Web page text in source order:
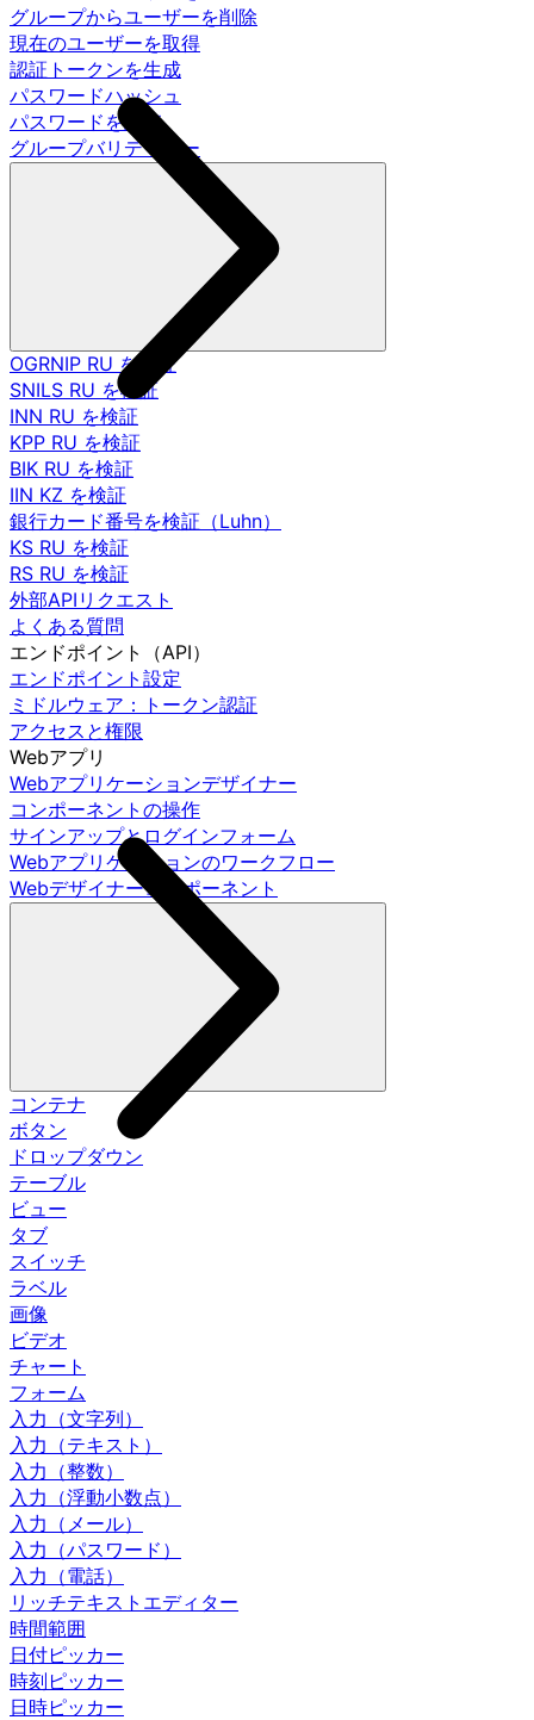
グループからユーザーを削除
現在のユーザーを取得
認証トークンを生成
パスワードハッシュ
パスワードを調査
グループバリデーター
OGRNIP RU を検証
SNILS RU を検証
INN RU を検証
KPP RU を検証
BIK RU を検証
IIN KZ を検証
銀行カード番号を検証（Luhn）
KS RU を検証
RS RU を検証
外部APIリクエスト
よくある質問
エンドポイント（API）
エンドポイント設定
ミドルウェア：トークン認証
アクセスと権限
Webアプリ
Webアプリケーションデザイナー
コンポーネントの操作
サインアップとログインフォーム
Webアプリケーションのワークフロー
Webデザイナーコンポーネント
コンテナ
ボタン
ドロップダウン
テーブル
ビュー
タブ
スイッチ
ラベル
画像
ビデオ
チャート
フォーム
入力（文字列）
入力（テキスト）
入力（整数）
入力（浮動小数点）
入力（メール）
入力（パスワード）
入力（電話）
リッチテキストエディター
時間範囲
日付ピッカー
時刻ピッカー
日時ピッカー